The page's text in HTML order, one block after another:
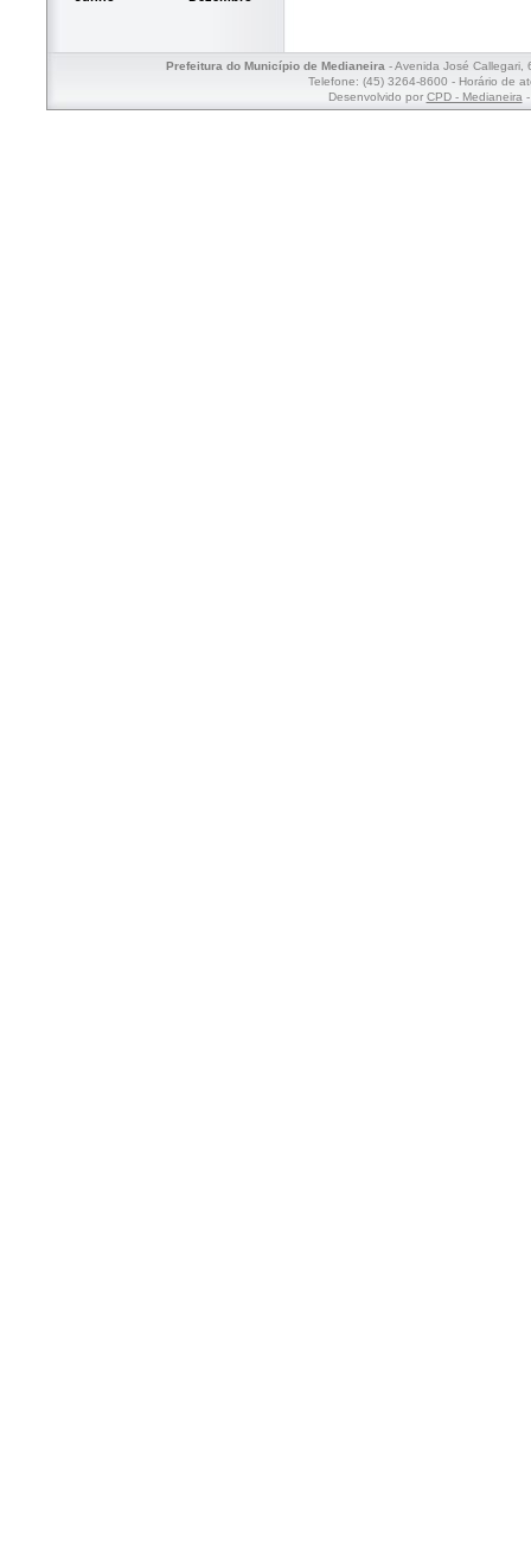
Prefeitura do Município de Medianeira- Avenida José Callegari,
Telefone: (45) 3264-8600 - Horário de
Desenvolvido por CPD - Medianeira-